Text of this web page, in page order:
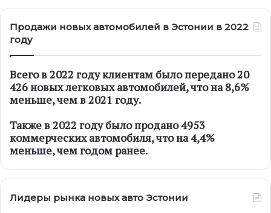
Продажи новых автомобилей в Эстонии в 2022
году
Всего в 2022 году клиентам было передано 20
426 новых легковых автомобилей, что на 8,6%
меньше, чем в 2021 году.
Также в 2022 году было продано 4953
коммерческих автомобиля, что на 4,4%
меньше, чем годом ранее.
Лидеры рынка новых авто Эстонии